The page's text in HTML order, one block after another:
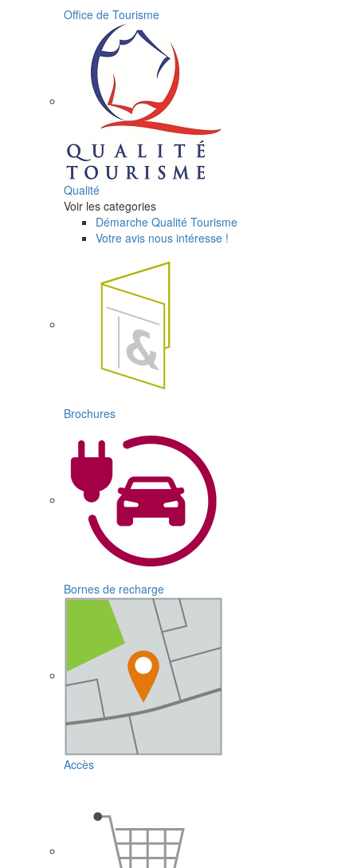
Office de Tourisme
Qualité
Voir les categories
Démarche Qualité Tourisme
Votre avis nous intéresse !
Brochures
Bornes de recharge
Accès